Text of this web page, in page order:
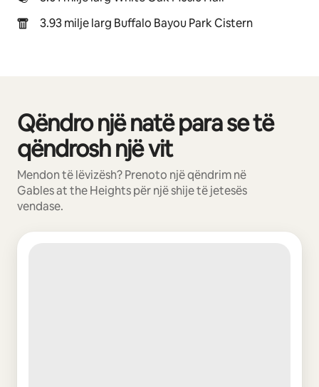
3.93 milje larg Buffalo Bayou Park Cistern
Qëndro një natë para se të
qëndrosh një vit
Mendon të lëvizësh? Prenoto një qëndrim në
Gables at the Heights për një shije të jetesës
vendase.
Po shfaqim 0 nga 0 artikuj